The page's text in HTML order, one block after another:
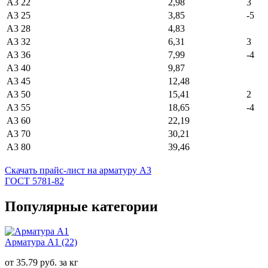
А3 25
3,85
-5
А3 28
4,83
А3 32
6,31
3
А3 36
7,99
-4
А3 40
9,87
А3 45
12,48
А3 50
15,41
2
А3 55
18,65
-4
А3 60
22,19
А3 70
30,21
А3 80
39,46
Скачать прайс-лист на арматуру А3
ГОСТ 5781-82
Популярные категории
Арматура А1 (22)
от 35.79 руб. за кг